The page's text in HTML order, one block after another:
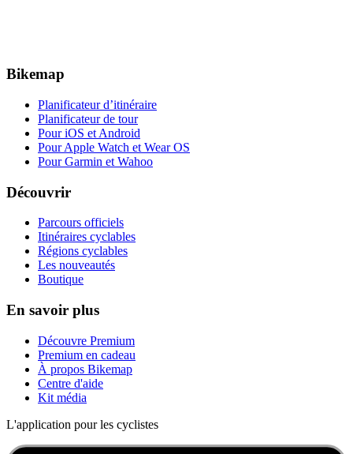
Bikemap
Planificateur d’itinéraire
Planificateur de tour
Pour iOS et Android
Pour Apple Watch et Wear OS
Pour Garmin et Wahoo
Découvrir
Parcours officiels
Itinéraires cyclables
Régions cyclables
Les nouveautés
Boutique
En savoir plus
Découvre Premium
Premium en cadeau
À propos Bikemap
Centre d'aide
Kit média
L'application pour les cyclistes